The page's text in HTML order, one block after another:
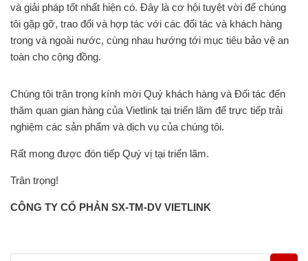
và giải pháp tốt nhất hiện có. Đây là cơ hội tuyệt vời để chúng
tôi gặp gỡ, trao đổi và hợp tác với các đối tác và khách hàng
trong và ngoài nước, cùng nhau hướng tới mục tiêu bảo vệ an
toàn cho cộng đồng.
Chúng tôi trân trọng kính mời Quý khách hàng và Đối tác đến
thăm quan gian hàng của Vietlink tại triển lãm để trực tiếp trải
nghiệm các sản phẩm và dịch vụ của chúng tôi.
Rất mong được đón tiếp Quý vị tại triển lãm.
Trân trọng!
CÔNG TY CỔ PHẢN SX-TM-DV VIETLINK